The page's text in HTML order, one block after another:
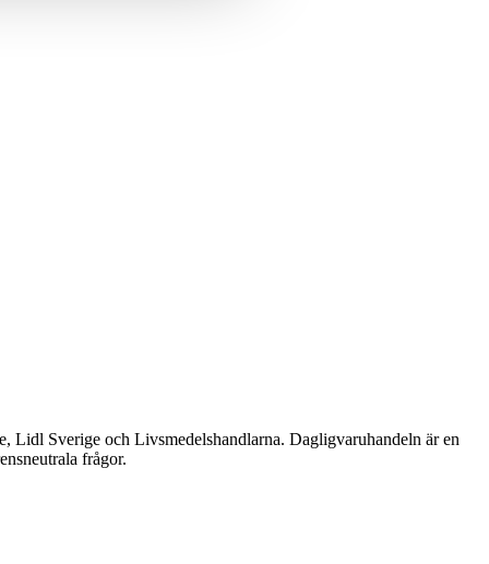
Lidl Sverige och Livsmedelshandlarna. Dagligvaruhandeln är en
frågor.